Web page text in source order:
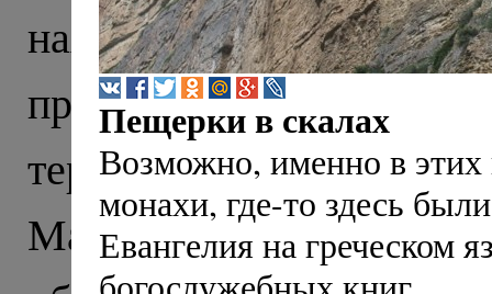
находили тут еще в
прекрасно
территории
Маршрут нашего
Пещерки в скалах
Возможно, именно в этих
монахи, где-то здесь
Евангелия на греческом